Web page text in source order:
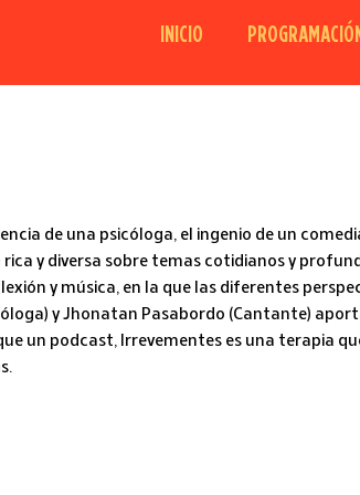
INICIO
de una psicóloga, el ingenio de un
y diversa sobre temas cotidianos y
y música, en la que las diferentes
y Jhonatan Pasabordo (Cantante)
un podcast, Irrevementes es una terapia